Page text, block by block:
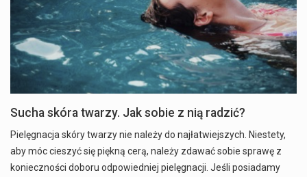
Sucha skóra twarzy. Jak sobie z nią radzić?
Pielęgnacja skóry twarzy nie należy do najłatwiejszych. Niestety,
aby móc cieszyć się piękną cerą, należy zdawać sobie sprawę z
konieczności doboru odpowiedniej pielęgnacji. Jeśli posiadamy